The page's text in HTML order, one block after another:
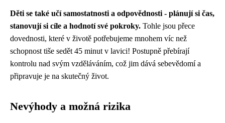
Děti se také učí samostatnosti a odpovědnosti - plánují si čas,
stanovují si cíle a hodnotí své pokroky. Tohle jsou přece
dovednosti, které v životě potřebujeme mnohem víc než
schopnost tiše sedět 45 minut v lavici! Postupně přebírají
kontrolu nad svým vzděláváním, což jim dává sebevědomí a
připravuje je na skutečný život.
Nevýhody a možná rizika